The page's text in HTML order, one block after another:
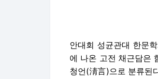
안대회 성균관대 한문
에 나온 고전 채근담은
청언(淸言)으로 분류된